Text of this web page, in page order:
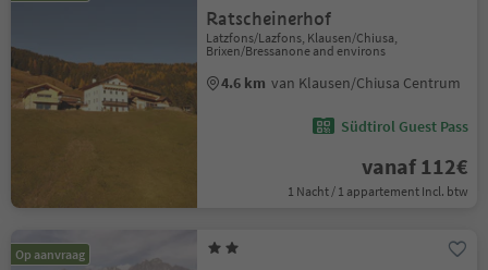
Ratscheinerhof
Latzfons/Lazfons, Klausen/Chiusa,
Brixen/Bressanone and environs
4.6 km van Klausen/Chiusa Centrum
Südtirol Guest Pass
vanaf 112€
1 Nacht / 1 appartement Incl. btw
Op aanvraag